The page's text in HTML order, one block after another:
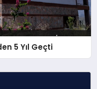
5 Yıl Geçti